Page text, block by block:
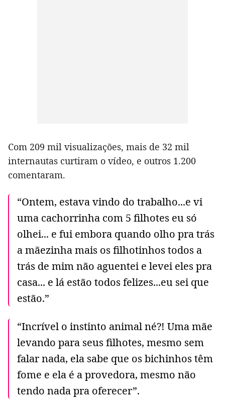
Com 209 mil visualizações, mais de 32 mil
internautas curtiram o vídeo, e outros 1.200
comentaram.
“Ontem, estava vindo do trabalho...e vi
uma cachorrinha com 5 filhotes eu só
olhei... e fui embora quando olho pra trás
a mãezinha mais os filhotinhos todos a
trás de mim não aguentei e levei eles pra
casa... e lá estão todos felizes...eu sei que
estão.”
“Incrível o instinto animal né?! Uma mãe
levando para seus filhotes, mesmo sem
falar nada, ela sabe que os bichinhos têm
fome e ela é a provedora, mesmo não
tendo nada pra oferecer”.